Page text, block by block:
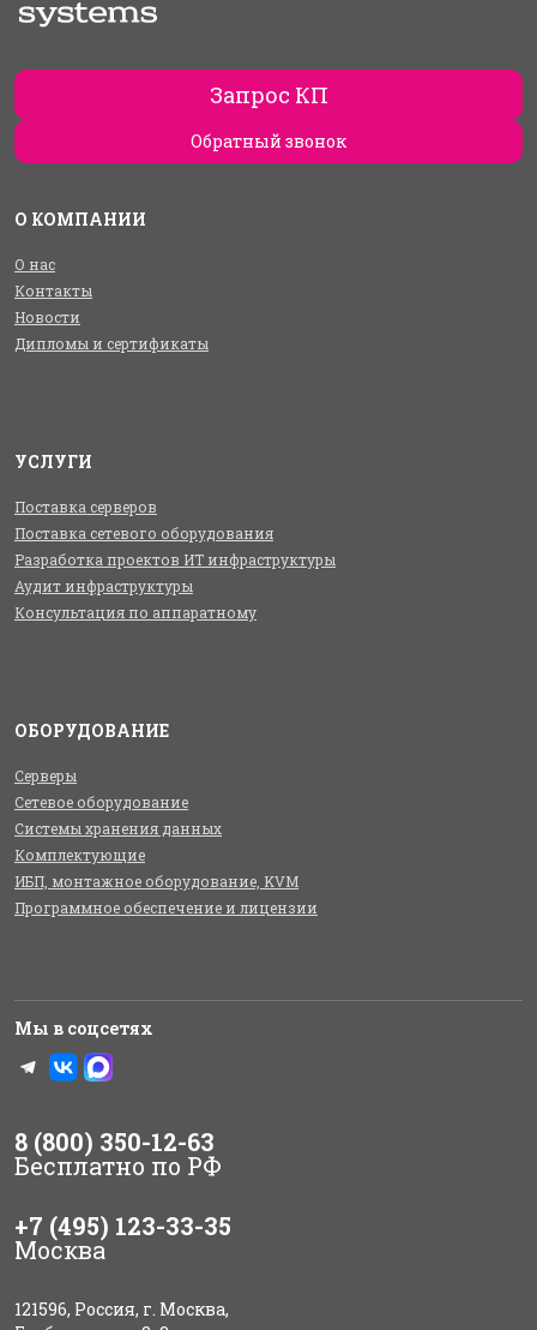
Запрос КП
Обратный звонок
О КОМПАНИИ
О нас
Контакты
Новости
Дипломы и сертификаты
УСЛУГИ
Поставка серверов
Поставка сетевого оборудования
Разработка проектов ИТ инфраструктуры
Аудит инфраструктуры
Консультация по аппаратному
ОБОРУДОВАНИЕ
Серверы
Сетевое оборудование
Системы хранения данных
Комплектующие
ИБП, монтажное оборудование, KVM
Программное обеспечение и лицензии
Мы в соцсетях
8 (800) 350-12-63
Бесплатно по РФ
+7 (495) 123-33-35
Москва
121596, Россия, г. Москва,